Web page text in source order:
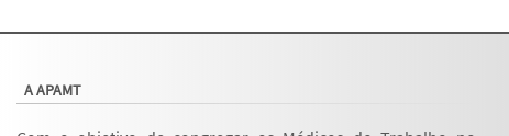
A APAMT